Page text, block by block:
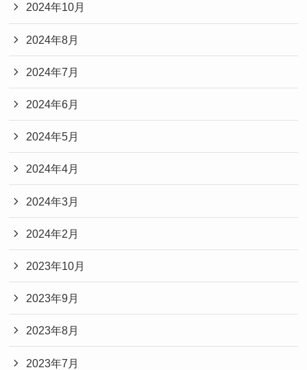
2024年10月
2024年8月
2024年7月
2024年6月
2024年5月
2024年4月
2024年3月
2024年2月
2023年10月
2023年9月
2023年8月
2023年7月